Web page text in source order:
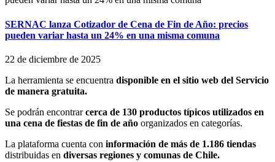
SERNAC lanza Cotizador de Cena de Fin de Año: precios
pueden variar hasta un 24% en una misma comuna
22 de diciembre de 2025
La herramienta se encuentra disponible en el sitio web del Servicio
de manera gratuita.
Se podrán encontrarcerca de 130 productos típicos utilizados en
una cena de fiestas de fin de año organizados en categorías.
La plataforma cuenta con información de más de 1.186 tiendas
distribuidas en diversas regiones y comunas de Chile.